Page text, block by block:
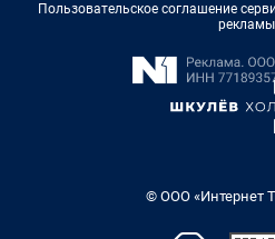
Пользовательское соглашение
© ООО «Интернет